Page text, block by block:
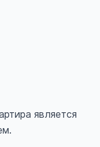
является